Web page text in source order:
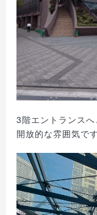
3階エントランス
開放的な雰囲気です